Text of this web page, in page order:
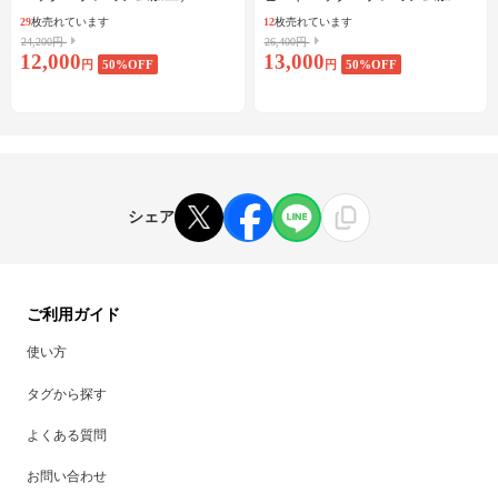
29枚売れています
24,200円
12,000 円 50%OFF
工）
12枚売れています
26,400円
13,000 円 50%OFF
シェア
ご利用ガイド
使い方
タグから探す
よくある質問
お問い合わせ